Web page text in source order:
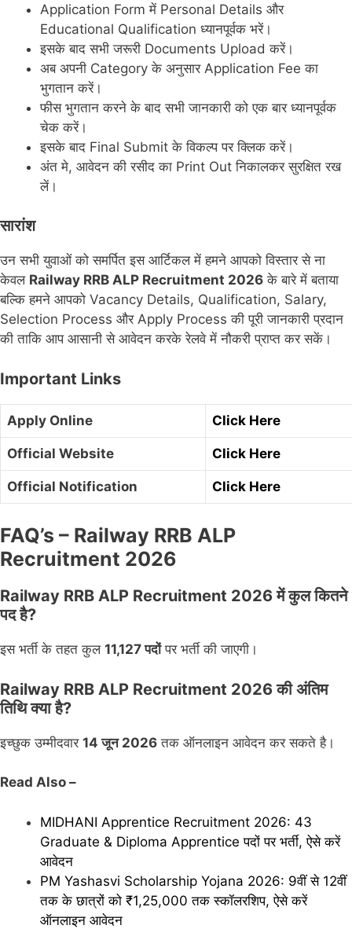
Application Form में Personal Details और
Educational Qualification ध्यानपूर्वक भरें।
इसके बाद सभी जरूरी Documents Upload करें।
अब अपनी Category के अनुसार Application Fee का
भुगतान करें।
फीस भुगतान करने के बाद सभी जानकारी को एक बार ध्यानपूर्वक
चेक करें।
इसके बाद Final Submit के विकल्प पर क्लिक करें।
अंत मे, आवेदन की रसीद का Print Out निकालकर सुरक्षित रख
लें।
सारांश
उन सभी युवाओं को समर्पित इस आर्टिकल में हमने आपको विस्तार से ना
केवल Railway RRB ALP Recruitment 2026 के बारे में बताया
बल्कि हमने आपको Vacancy Details, Qualification, Salary,
Selection Process और Apply Process की पूरी जानकारी प्रदान
की ताकि आप आसानी से आवेदन करके रेलवे में नौकरी प्राप्त कर सकें।
Important Links
Apply Online Click Here
Official Website Click Here
Official Notification Click Here
FAQ’s – Railway RRB ALP
Recruitment 2026
Railway RRB ALP Recruitment 2026 में कुल कितने
पद है?
इस भर्ती के तहत कुल 11,127 पदोंपर भर्ती की जाएगी।
Railway RRB ALP Recruitment 2026 की अंतिम
तिथि क्या है?
इच्छुक उम्मीदवार 14 जून 2026 तक ऑनलाइन आवेदन कर सकते है।
Read Also –
MIDHANI Apprentice Recruitment 2026: 43
Graduate & Diploma Apprentice पदों पर भर्ती, ऐसे करें
आवेदन
PM Yashasvi Scholarship Yojana 2026: 9वीं से 12वीं
तक के छात्रों को ₹1,25,000 तक स्कॉलरशिप, ऐसे करें
ऑनलाइन आवेदन